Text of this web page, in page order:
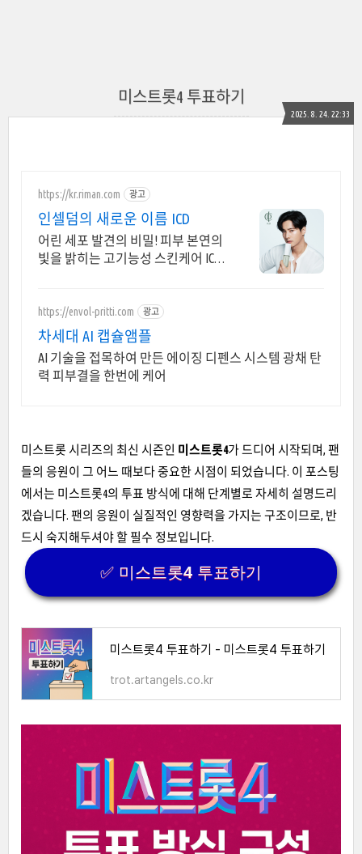
미스트롯4 투표하기
2025. 8. 24. 22:33
https://kr.riman.com 광고
인셀덤의 새로운 이름 ICD
어린 세포 발견의 비밀! 피부 본연의
빛을 밝히는 고기능성 스킨케어 ICD
https://envol-pritti.com 광고
차세대 AI 캡슐앰플
AI 기술을 접목하여 만든 에이징 디펜스 시스템 광채 탄
력 피부결을 한번에 케어
미스트롯 시리즈의 최신 시즌인 미스트롯4가 드디어 시작되며, 팬
들의 응원이 그 어느 때보다 중요한 시점이 되었습니다. 이 포스팅
에서는 미스트롯4의 투표 방식에 대해 단계별로 자세히 설명드리
겠습니다. 팬의 응원이 실질적인 영향력을 가지는 구조이므로, 반
드시 숙지해두셔야 할 필수 정보입니다.
✅ 미스트롯4 투표하기
미스트롯4 투표하기 - 미스트롯4 투표하기
trot.artangels.co.kr